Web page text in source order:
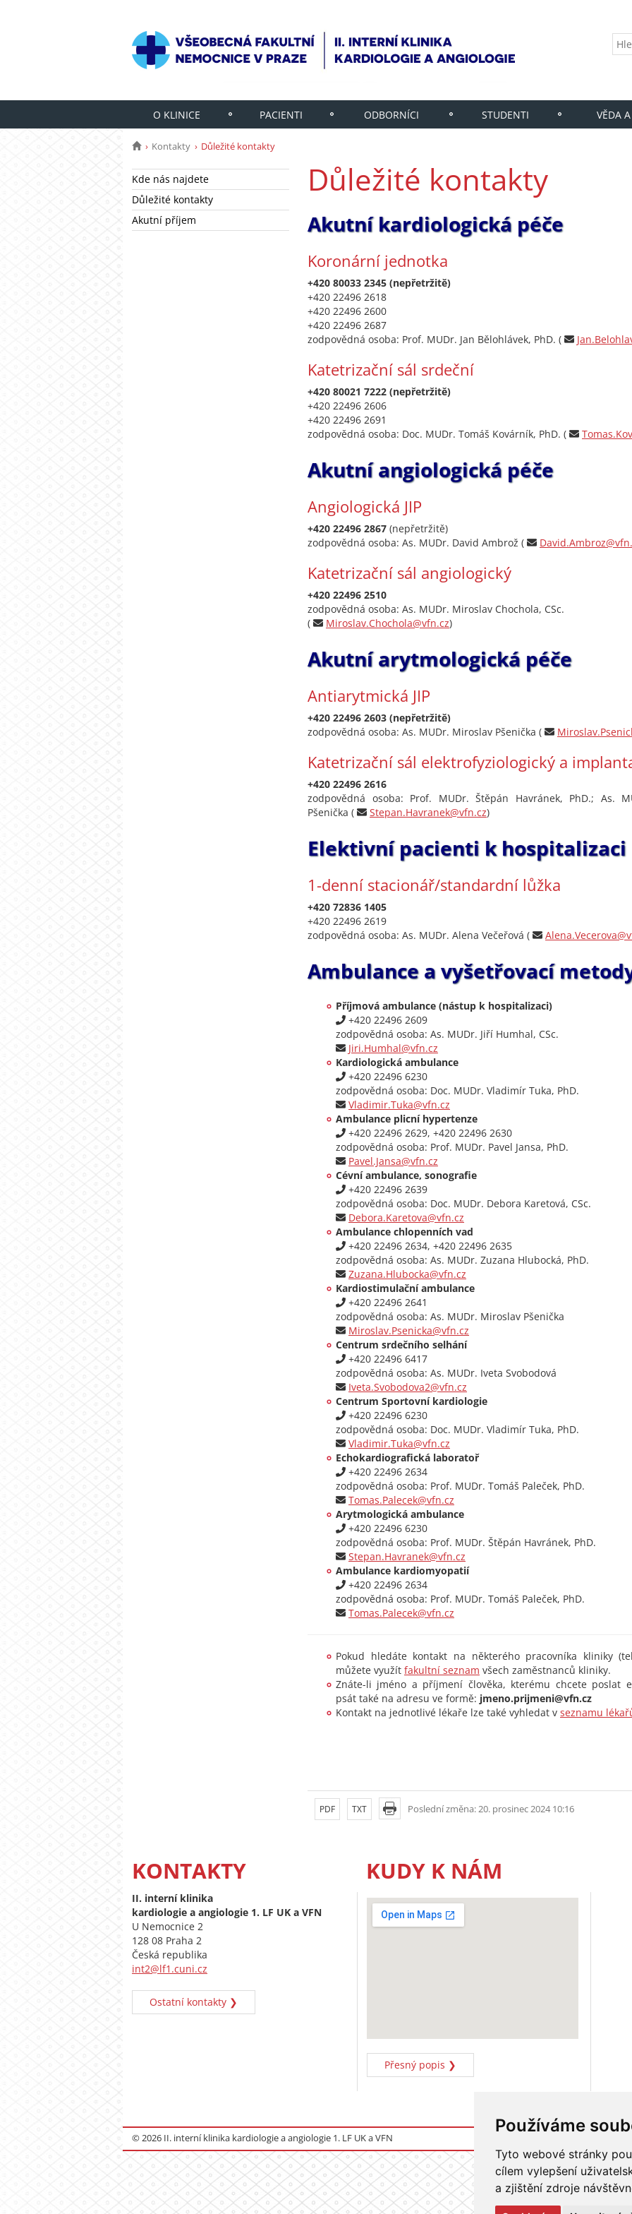
Používáme
Tyto webové stránky
cílem vylepšení
a zjištění zdroje
O KLINICE PACIENTI ODBORNÍCI STUDENTI VĚDA
Kontakty Důležité kontakty
Kde nás najdete
Důležité kontakty
Akutní příjem
Důležité kontakty
Akutní kardiologická péče
Koronární jednotka
+420 80033 2345 (nepřetržitě)
+420 22496 2618
+420 22496 2600
+420 22496 2687
zodpovědná osoba: Prof. MUDr. Jan Bělohlávek, PhD. (
Katetrizační sál srdeční
+420 80021 7222 (nepřetržitě)
+420 22496 2606
+420 22496 2691
zodpovědná osoba: Doc. MUDr. Tomáš Kovárník, PhD. (
Akutní angiologická péče
Angiologická JIP
+420 22496 2867 (nepřetržitě)
zodpovědná osoba: As. MUDr. David Ambrož (
Katetrizační sál angiologický
+420 22496 2510
zodpovědná osoba: As. MUDr. Miroslav Chochola, CSc.
(
Miroslav.Chochola@vfn.cz)
Akutní arytmologická péče
Antiarytmická JIP
+420 22496 2603 (nepřetržitě)
zodpovědná osoba: As. MUDr. Miroslav Pšenička (
Katetrizační sál elektrofyziologický a
+420 22496 2616
zodpovědná osoba: Prof. MUDr. Štěpán Havránek, PhD.; As.
Pšenička (
Stepan.Havranek@vfn.cz)
Elektivní pacienti k hospitalizaci
1-denní stacionář/standardní lůžka
+420 72836 1405
+420 22496 2619
zodpovědná osoba: As. MUDr. Alena Večeřová (
Ambulance a vyšetřovací
Příjmová ambulance (nástup k hospitalizaci)
+420 22496 2609
zodpovědná osoba: As. MUDr. Jiří Humhal, CSc.
Jiri.Humhal@vfn.cz
Kardiologická ambulance
+420 22496 6230
zodpovědná osoba: Doc. MUDr. Vladimír Tuka, PhD.
Vladimir.Tuka@vfn.cz
Ambulance plicní hypertenze
+420 22496 2629, +420 22496 2630
zodpovědná osoba: Prof. MUDr. Pavel Jansa, PhD.
Pavel.Jansa@vfn.cz
Cévní ambulance, sonografie
+420 22496 2639
zodpovědná osoba: Doc. MUDr. Debora Karetová, CSc.
Debora.Karetova@vfn.cz
Ambulance chlopenních vad
+420 22496 2634, +420 22496 2635
zodpovědná osoba: As. MUDr. Zuzana Hlubocká, PhD.
Zuzana.Hlubocka@vfn.cz
Kardiostimulační ambulance
+420 22496 2641
zodpovědná osoba: As. MUDr. Miroslav Pšenička
Miroslav.Psenicka@vfn.cz
Centrum srdečního selhání
+420 22496 6417
zodpovědná osoba: As. MUDr. Iveta Svobodová
Iveta.Svobodova2@vfn.cz
Centrum Sportovní kardiologie
+420 22496 6230
zodpovědná osoba: Doc. MUDr. Vladimír Tuka, PhD.
Vladimir.Tuka@vfn.cz
Echokardiografická laboratoř
+420 22496 2634
zodpovědná osoba: Prof. MUDr. Tomáš Paleček, PhD.
Tomas.Palecek@vfn.cz
Arytmologická ambulance
+420 22496 6230
zodpovědná osoba: Prof. MUDr. Štěpán Havránek, PhD.
Stepan.Havranek@vfn.cz
Ambulance kardiomyopatií
+420 22496 2634
zodpovědná osoba: Prof. MUDr. Tomáš Paleček, PhD.
Tomas.Palecek@vfn.cz
Pokud hledáte kontakt na některého pracovníka kliniky
můžete využít fakultní seznam všech zaměstnanců kliniky.
Znáte-li jméno a příjmení člověka, kterému chcete poslat
psát také na adresu ve formě: jmeno.prijmeni@vfn.cz
Kontakt na jednotlivé lékaře lze také vyhledat v seznamu
Poslední změna: 20. prosinec 2024 10:16
PDF TXT
KONTAKTY
II. interní klinika
kardiologie a angiologie 1. LF UK a VFN
U Nemocnice 2
128 08 Praha 2
Česká republika
int2@lf1.cuni.cz
Ostatní kontakty ❯
KUDY K NÁM
Přesný popis ❯
© 2026 II. interní klinika kardiologie a angiologie 1. LF UK a VFN